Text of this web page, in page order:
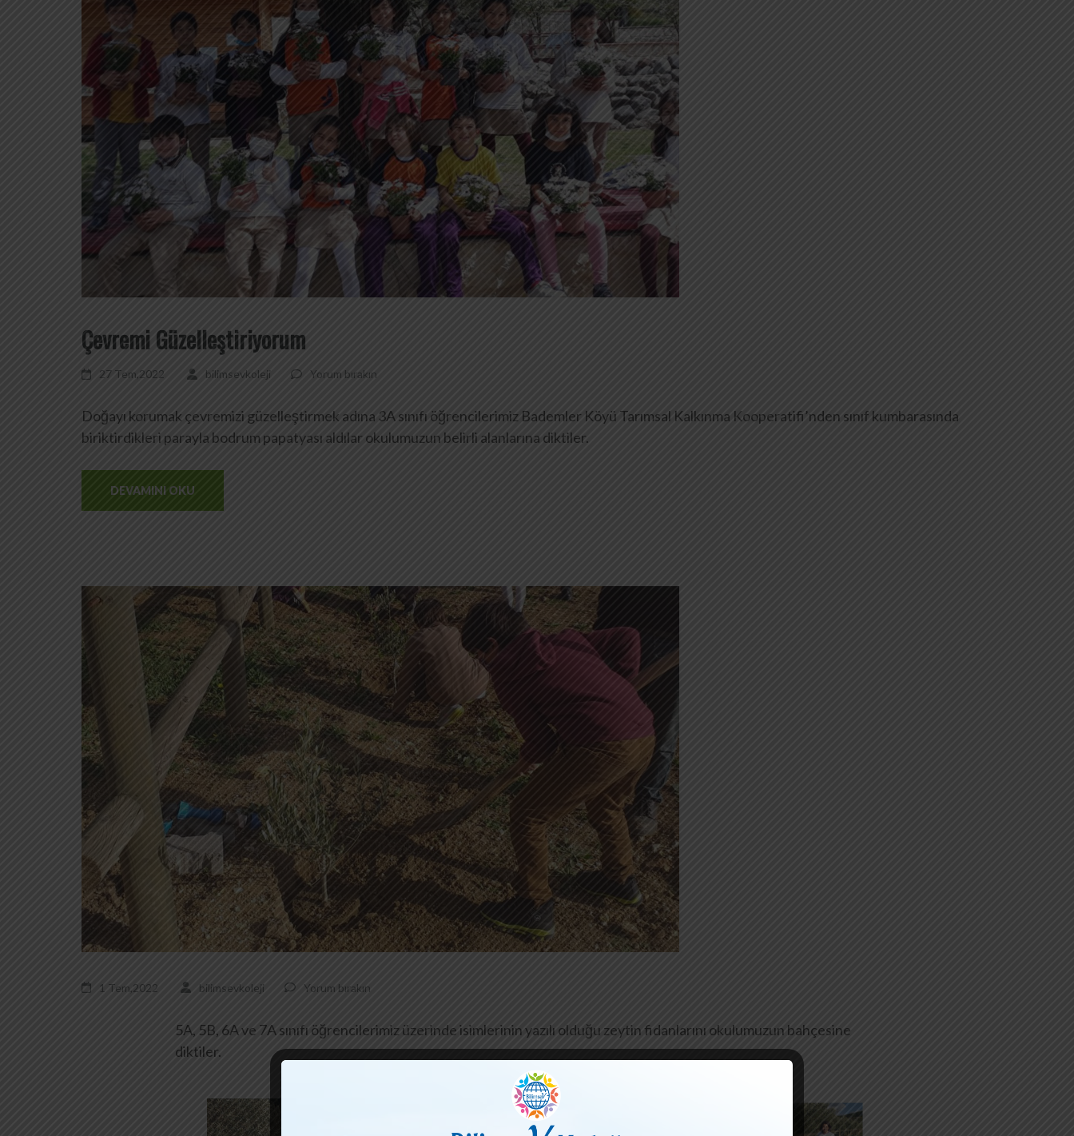
Çevremi Güzelleştiriyorum
27 Tem,2022 bilimsevkoleji Yorum bırakın
Doğayı korumak çevremizi güzelleştirmek adına 3A sınıfı öğrencilerimiz Bademler Köyü Tarımsal Kalkınma Kooperatifi’nden sınıf kumbarasında
biriktirdikleri parayla bodrum papatyası aldılar okulumuzun belirli alanlarına diktiler.
DEVAMINI OKU
1 Tem,2022 bilimsevkoleji Yorum bırakın
5A, 5B, 6A ve 7A sınıfı öğrencilerimiz üzerinde isimlerinin yazılı olduğu zeytin fidanlarını okulumuzun bahçesine
diktiler.